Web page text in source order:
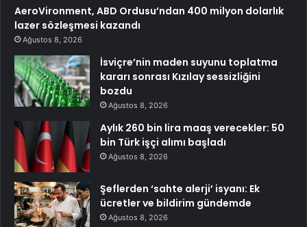
AeroVironment, ABD Ordusu’ndan 400 milyon dolarlık
lazer sözleşmesi kazandı
Ağustos 8, 2026
İsviçre’nin maden suyunu toplatma
kararı sonrası Kızılay sessizliğini
bozdu
Ağustos 8, 2026
Aylık 260 bin lira maaş verecekler: 50
bin Türk işçi alımı başladı
Ağustos 8, 2026
Şeflerden ‘sahte alerji’ isyanı: Ek
ücretler ve bildirim gündemde
Ağustos 8, 2026